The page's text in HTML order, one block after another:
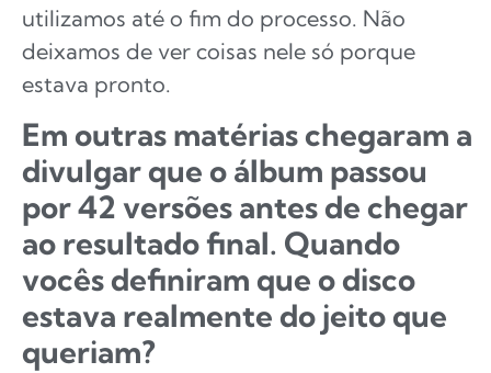
utilizamos até o fim do processo. Não
deixamos de ver coisas nele só porque
estava pronto.
Em outras matérias chegaram a
divulgar que o álbum passou
por 42 versões antes de chegar
ao resultado final. Quando
vocês definiram que o disco
estava realmente do jeito que
queriam?